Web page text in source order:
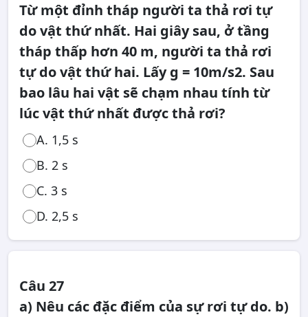
Từ một đỉnh tháp người ta thả rơi tự
do vật thứ nhất. Hai giây sau, ở tầng
tháp thấp hơn 40 m, người ta thả rơi
tự do vật thứ hai. Lấy g = 10m/s2. Sau
bao lâu hai vật sẽ chạm nhau tính từ
lúc vật thứ nhất được thả rơi?
A. 1,5 s
B. 2 s
C. 3 s
D. 2,5 s
Câu 27
a) Nêu các đặc điểm của sự rơi tự do. b)